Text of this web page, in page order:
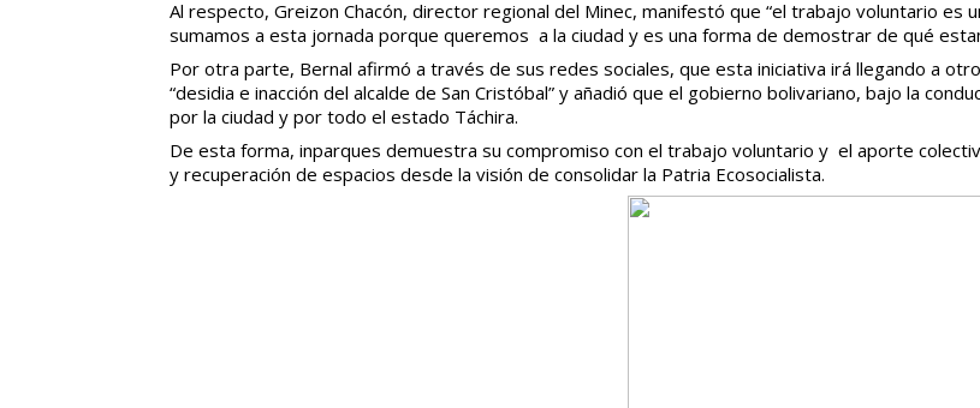
Al respecto, Greizon Chacón, director regional del Minec, manifestó que “el trabajo voluntario es
sumamos a esta jornada porque queremos a la ciudad y es una forma de demostrar de qué
Por otra parte, Bernal afirmó a través de sus redes sociales, que esta iniciativa irá llegando a
“desidia e inacción del alcalde de San Cristóbal” y añadió que el gobierno bolivariano, bajo la
por la ciudad y por todo el estado Táchira.
De esta forma, inparques demuestra su compromiso con el trabajo voluntario y el aporte
y recuperación de espacios desde la visión de consolidar la Patria Ecosocialista.